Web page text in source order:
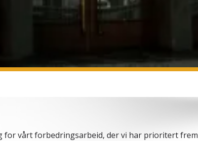
vårt forbedringsarbeid, der vi har prioritert frem